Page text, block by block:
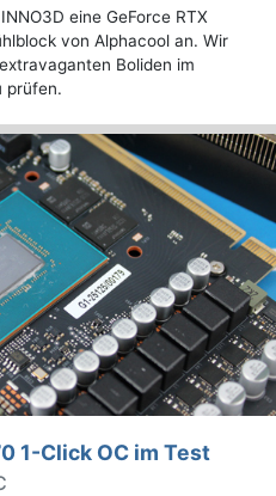
eine GeForce RTX
von Alphacool an. Wir
Boliden im
prüfen.
1-Click OC im Test